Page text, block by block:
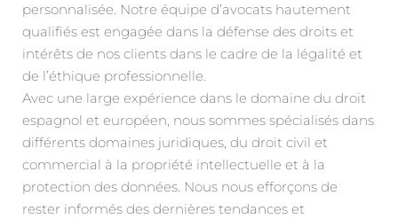
personnalisée. Notre équipe d’avocats hautement
qualifiés est engagée dans la défense des droits et
intérêts de nos clients dans le cadre de la légalité et
de l’éthique professionnelle.
Avec une large expérience dans le domaine du droit
espagnol et européen, nous sommes spécialisés dans
différents domaines juridiques, du droit civil et
commercial à la propriété intellectuelle et à la
protection des données. Nous nous efforçons de
rester informés des dernières tendances et